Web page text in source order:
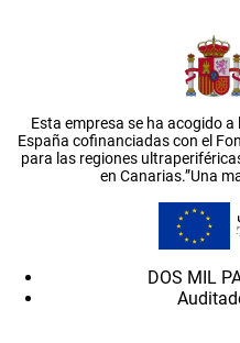
Esta empresa se ha acogido
España cofinanciadas con el
para las regiones
en Canarias.”Una
DOS MIL